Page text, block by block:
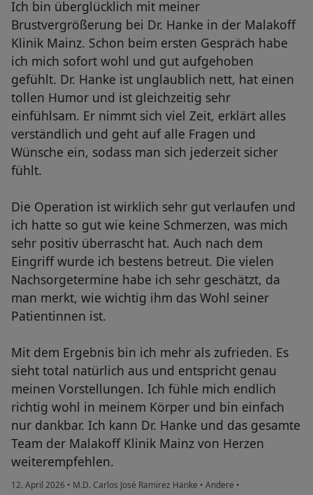
Ich bin überglücklich mit meiner
Brustvergrößerung bei Dr. Hanke in der Malakoff
Klinik Mainz. Schon beim ersten Gespräch habe
ich mich sofort wohl und gut aufgehoben
gefühlt. Dr. Hanke ist unglaublich nett, hat einen
tollen Humor und ist gleichzeitig sehr
einfühlsam. Er nimmt sich viel Zeit, erklärt alles
verständlich und geht auf alle Fragen und
Wünsche ein, sodass man sich jederzeit sicher
fühlt.
Die Operation ist wirklich sehr gut verlaufen und
ich hatte so gut wie keine Schmerzen, was mich
sehr positiv überrascht hat. Auch nach dem
Eingriff wurde ich bestens betreut. Die vielen
Nachsorgetermine habe ich sehr geschätzt, da
man merkt, wie wichtig ihm das Wohl seiner
Patientinnen ist.
Mit dem Ergebnis bin ich mehr als zufrieden. Es
sieht total natürlich aus und entspricht genau
meinen Vorstellungen. Ich fühle mich endlich
richtig wohl in meinem Körper und bin einfach
nur dankbar. Ich kann Dr. Hanke und das gesamte
Team der Malakoff Klinik Mainz von Herzen
weiterempfehlen.
12. April 2026 • M.D. Carlos José Ramirez Hanke • Andere •